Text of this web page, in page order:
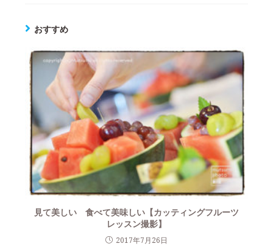
おすすめ
見て美しい 食べて美味しい【カッティングフルーツ
レッスン撮影】
2017年7月26日